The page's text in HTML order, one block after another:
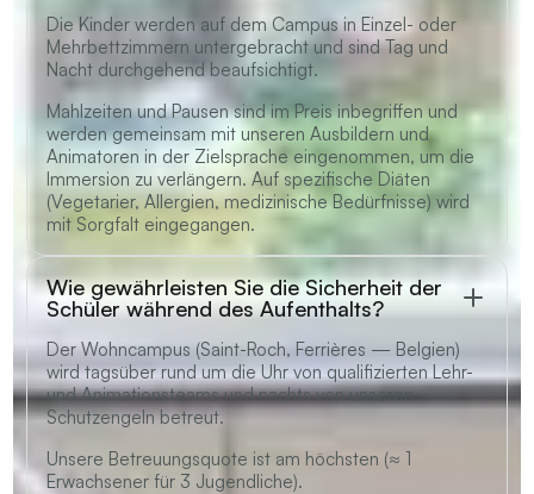
Die Kinder werden auf dem Campus in Einzel- oder
Mehrbettzimmern untergebracht und sind Tag und
Nacht durchgehend beaufsichtigt.
Mahlzeiten und Pausen sind im Preis inbegriffen und
werden gemeinsam mit unseren Ausbildern und
Animatoren in der Zielsprache eingenommen, um die
Immersion zu verlängern. Auf spezifische Diäten
(Vegetarier, Allergien, medizinische Bedürfnisse) wird
mit Sorgfalt eingegangen.
Wie gewährleisten Sie die Sicherheit der
Schüler während des Aufenthalts?
Der Wohncampus (Saint-Roch, Ferrières — Belgien)
wird tagsüber rund um die Uhr von qualifizierten Lehr-
und Animationsteams und nachts von unseren
Schutzengeln betreut.
Unsere Betreuungsquote ist am höchsten (≈ 1
Erwachsener für 3 Jugendliche).